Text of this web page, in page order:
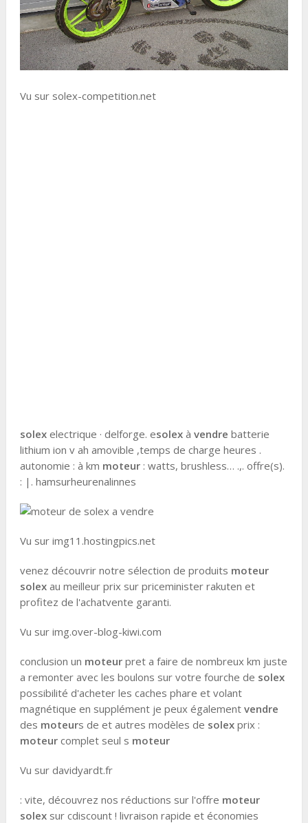
Vu sur solex-competition.net
solexelectrique · delforge. esolexà vendre batterie
lithium ion v ah amovible ,temps de charge heures .
autonomie : à km moteur: watts, brushless… .,. offre(s).
: |. hamsurheurenalinnes
Vu sur img11.hostingpics.net
venez découvrir notre sélection de produits moteur
solexau meilleur prix sur priceminister rakuten et
profitez de l'achatvente garanti.
Vu sur img.over-blog-kiwi.com
conclusion un moteurpret a faire de nombreux km juste
a remonter avec les boulons sur votre fourche de solex
possibilité d'acheter les caches phare et volant
magnétique en supplément je peux également vendre
des moteurs de et autres modèles de solexprix :
moteurcomplet seul s moteur
Vu sur davidyardt.fr
: vite, découvrez nos réductions sur l'offre moteur
solexsur cdiscount ! livraison rapide et économies